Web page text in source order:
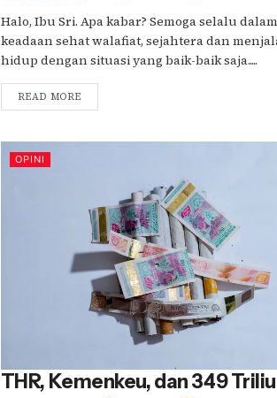
Halo, Ibu Sri. Apa kabar? Semoga selalu dalam
keadaan sehat walafiat, sejahtera dan
hidup dengan situasi yang baik-baik saja.....
READ MORE
OPINI
THR, Kemenkeu, dan 349